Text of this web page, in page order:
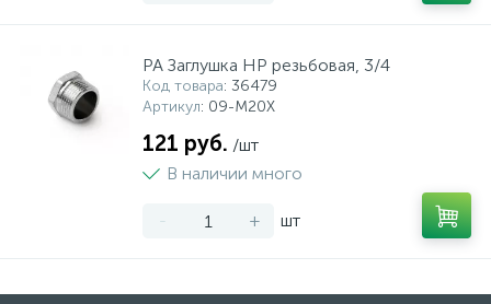
PA Заглушка НР резьбовая, 3/4
Код товара: 36479
Артикул: 09-M20X
121 руб. /шт
В наличии много
- + шт